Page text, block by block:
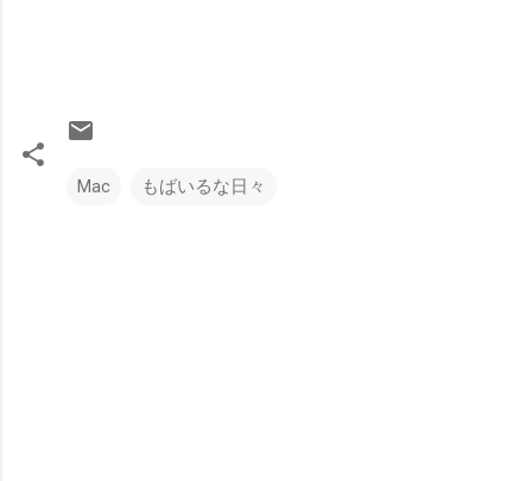
Mac もばいるな日々